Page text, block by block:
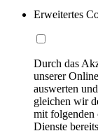
Erweitertes
Durch das
unserer
auswerten
gleichen wir
mit folgenden
Dienste